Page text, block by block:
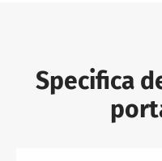
Specifica